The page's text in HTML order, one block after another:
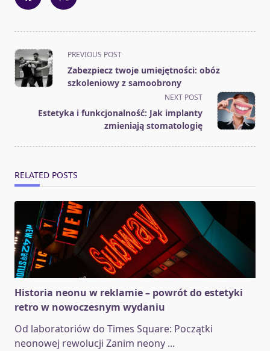
<span
class="nav-
subtitle
reader-
PREVIOUS POST
Zabezpiecz twoje umiejętności: obóz
szkoleniowy z samoobrony
NEXT POST
Estetyka i funkcjonalność: Jak implanty
zmieniają stomatologię
RELATED POSTS
Historia neonu w reklamie – powrót do estetyki
retro w nowoczesnym wydaniu
Od laboratoriów do Times Square: Początki
neonowej rewolucji Zanim neony ...